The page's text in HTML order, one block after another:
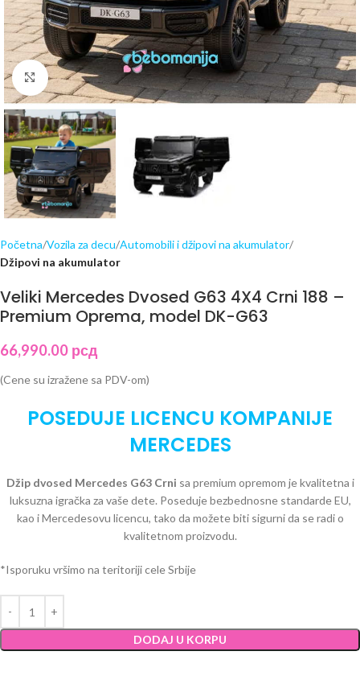
Click to enlarge
Početna Vozila za decu Automobili i džipovi na akumulator
Džipovi na akumulator
Veliki Mercedes Dvosed G63 4X4 Crni 188 –
Premium Oprema, model DK-G63
66,990.00 рсд
(Cene su izražene sa PDV-om)
POSEDUJE LICENCU KOMPANIJE
MERCEDES
Džip dvosed Mercedes G63 Crni sa premium opremom je kvalitetna i
luksuzna igračka za vaše dete. Poseduje bezbednosne standarde EU,
kao i Mercedesovu licencu, tako da možete biti sigurni da se radi o
kvalitetnom proizvodu.
*Isporuku vršimo na teritoriji cele Srbije
DODAJ U KORPU